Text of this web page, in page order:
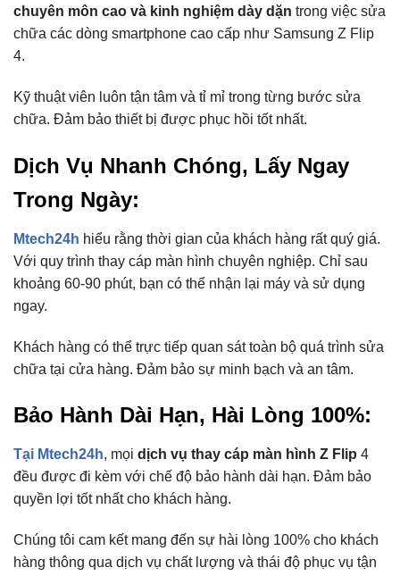
chuyên môn cao và kinh nghiệm dày dặn trong việc sửa
chữa các dòng smartphone cao cấp như Samsung Z Flip
4.
Kỹ thuật viên luôn tận tâm và tỉ mỉ trong từng bước sửa
chữa. Đảm bảo thiết bị được phục hồi tốt nhất.
Dịch Vụ Nhanh Chóng, Lấy Ngay
Trong Ngày:
Mtech24h hiểu rằng thời gian của khách hàng rất quý giá.
Với quy trình thay cáp màn hình chuyên nghiệp. Chỉ sau
khoảng 60-90 phút, bạn có thể nhận lại máy và sử dụng
ngay.
Khách hàng có thể trực tiếp quan sát toàn bộ quá trình sửa
chữa tại cửa hàng. Đảm bảo sự minh bạch và an tâm.
Bảo Hành Dài Hạn, Hài Lòng 100%:
Tại Mtech24h, mọi dịch vụ thay cáp màn hình Z Flip 4
đều được đi kèm với chế độ bảo hành dài hạn. Đảm bảo
quyền lợi tốt nhất cho khách hàng.
Chúng tôi cam kết mang đến sự hài lòng 100% cho khách
hàng thông qua dịch vụ chất lượng và thái độ phục vụ tận